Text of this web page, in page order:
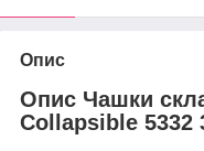
Опис
Опис Чашки
Collapsible